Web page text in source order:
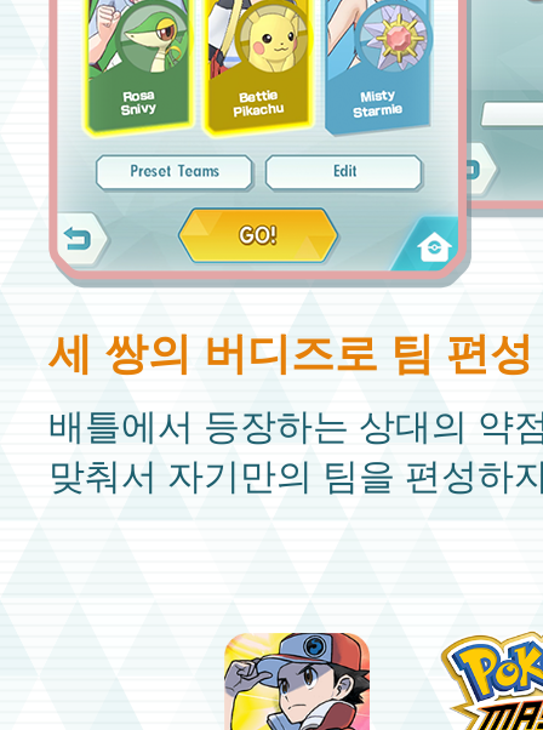
세 쌍의 버디즈로 팀 편성
배틀에서 등장하는 상대의 약
맞춰서 자기만의 팀을 편성하